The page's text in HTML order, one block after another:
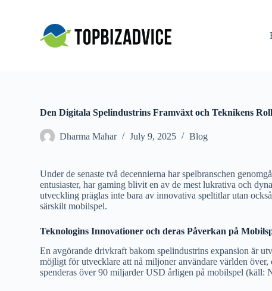
Den Digitala Spelindustrins Framväxt och Teknikens Roll
Dharma Mahar July 9, 2025 Blog
Under de senaste två decennierna har spelbranschen
entusiaster, har gaming blivit en av de mest lukrativa och
utveckling präglas inte bara av innovativa speltitlar utan
särskilt mobilspel.
Teknologins Innovationer och deras Påverkan på
En avgörande drivkraft bakom spelindustrins expansion är
möjligt för utvecklare att nå miljoner användare världen
spenderas över 90 miljarder USD årligen på mobilspel (käll: